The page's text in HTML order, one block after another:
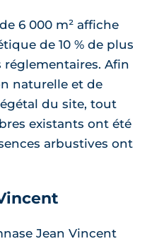
6 000 m² affiche
de 10 % de plus
Afin
naturelle et de
du site, tout
existants ont été
arbustives ont
Jean Vincent